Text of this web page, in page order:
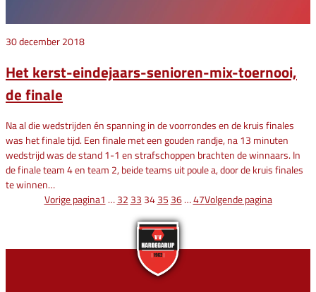
30 december 2018
Het kerst-eindejaars-senioren-mix-toernooi,
de finale
Na al die wedstrijden én spanning in de voorrondes en de kruis finales
was het finale tijd. Een finale met een gouden randje, na 13 minuten
wedstrijd was de stand 1-1 en strafschoppen brachten de winnaars. In
de finale team 4 en team 2, beide teams uit poule a, door de kruis finales
te winnen…
Vorige pagina1 … 32 33 34 35 36 …47Volgende pagina